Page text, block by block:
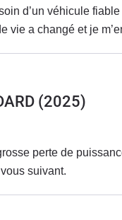
d’un véhicule
vie a changé et je
temps, les
pour partir en
d’abord, un
mars. Il faut
j’utilise peu la
plusieurs
plus, ce qui
(2025)
perte de
suivant.